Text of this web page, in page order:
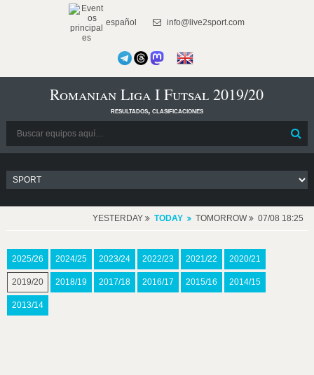
español info@live2sport.com
Romanian Liga I Futsal 2019/20
resultados, clasificaciones
YESTERDAY TODAY TOMORROW 07/08 18:25
2025/26 2024/25 2023/24 2022/23 2021/22 2020/21
2019/20 2018/19 2017/18 2016/17 2015/16 2014/15
2013/14